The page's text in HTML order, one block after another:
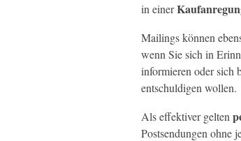
in einer
Mailings können
wenn Sie sich in
informieren oder sich
entschuldigen wollen.
Als effektiver gelten
Postsendungen ohne